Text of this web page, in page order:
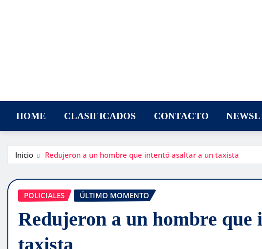
HOME CLASIFICADOS CONTACTO
Inicio Redujeron a un hombre que intentó asaltar a un taxista
POLICIALES ÚLTIMO MOMENTO
Redujeron a un hombre que
taxista